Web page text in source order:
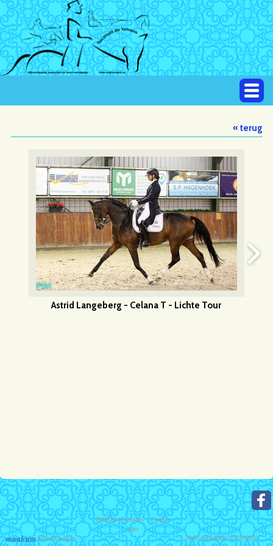
« terug
Astrid Langeberg - Celana T - Lichte Tour
website maken
1180782bezoekers - 1 online
login
laatste wijziging: 22-06-2026